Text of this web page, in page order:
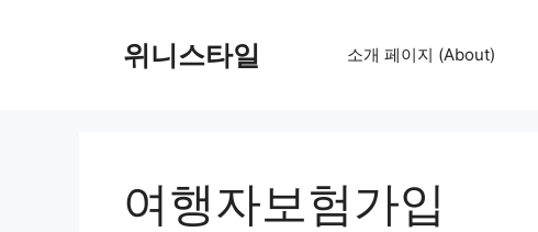
위니스타일 소개 페이지 (About)
여행자보험가입